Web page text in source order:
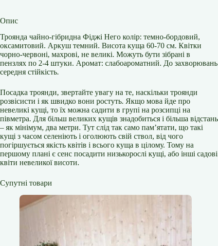
Опис
Троянда чайно-гібридна Фіджі Него колір: темно-бордовий,
оксамитовий. Аркуш темний. Висота куща 60-70 см. Квітки
чорно-червоні, махрові, не великі. Можуть бути зібрані в
пензлях по 2-4 штуки. Аромат: слабоароматний. До захворювань
середня стійкість.
Посадка троянди, звертайте увагу на те, наскільки троянди
розвісисти і як швидко вони ростуть. Якщо мова йде про
невеликі кущі, то їх можна садити в групі на розсипці на
півметра. Для більш великих кущів знадобиться і більша відстань
– як мінімум, два метри. Тут слід так само пам’ятати, що такі
кущі з часом селеніють і оголюють свій ствол, від чого
погіршується якість квітів і всього куща в цілому. Тому на
першому плані є сенс посадити низькорослі кущі, або інші садові
квіти невеликої висоти.
Супутні товари